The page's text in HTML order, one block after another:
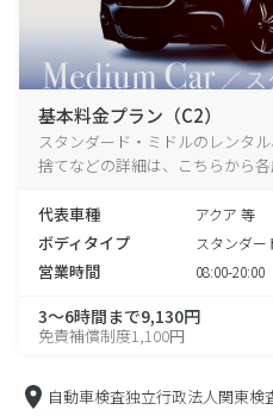
基本料金プラン（C2）
スタンダード・ミドルのレンタ
捨てなどの詳細は、こちらから各
代表車種 アクア 等
ボディタイプ スタンダー
営業時間 08:00-20:00
3～6時間まで9,130円
免責補償制度1,100円
自動車検査独立行政法人関東検